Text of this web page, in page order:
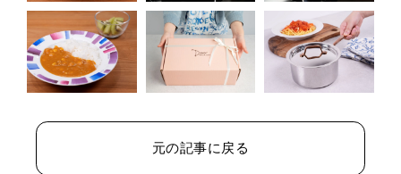
元の記事に戻る